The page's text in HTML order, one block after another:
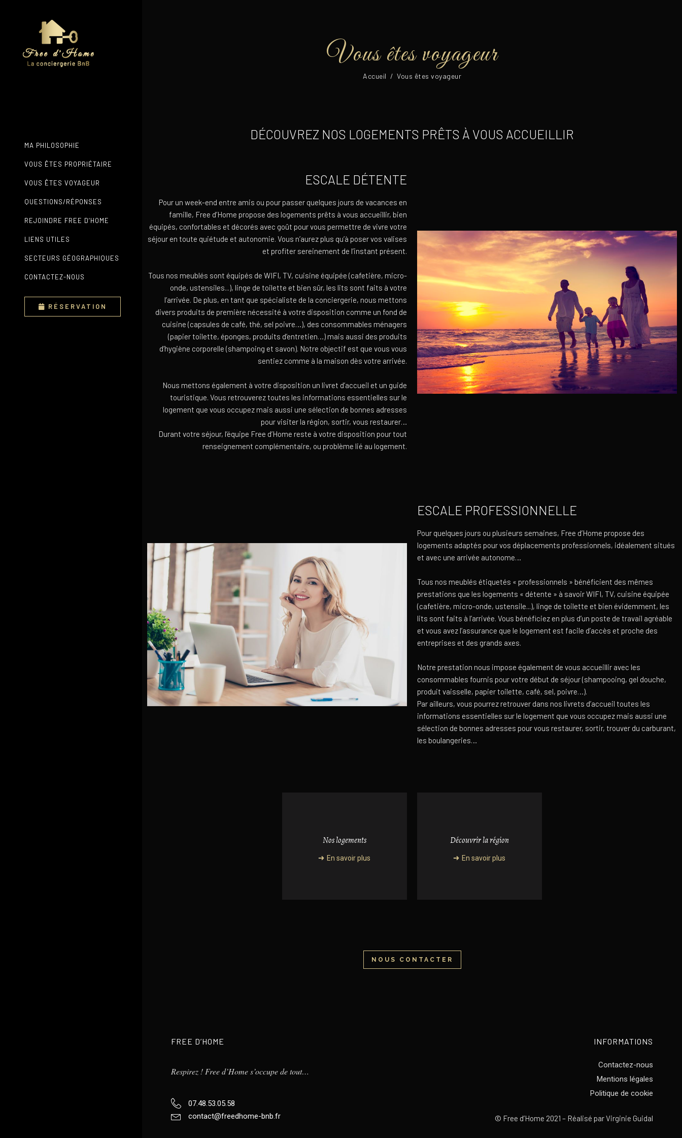
MA PHILOSOPHIE
VOUS ÊTES PROPRIÉTAIRE
VOUS ÊTES VOYAGEUR
QUESTIONS/RÉPONSES
REJOINDRE FREE D’HOME
LIENS UTILES
SECTEURS GÉOGRAPHIQUES
CONTACTEZ-NOUS
RÉSERVATION
Vous êtes voyageur
Accueil / Vous êtes voyageur
DÉCOUVREZ NOS LOGEMENTS PRÊTS À VOUS ACCUEILLIR
ESCALE DÉTENTE
Pour un week-end entre amis ou pour passer quelques jours de vacances en
famille, Free d’Home propose des logements prêts à vous accueillir, bien
équipés, confortables et décorés avec goût pour vous permettre de vivre votre
séjour en toute quiétude et autonomie. Vous n’aurez plus qu’à poser vos valises
et profiter sereinement de l’instant présent.
Tous nos meublés sont équipés de WIFI, TV, cuisine équipée (cafetière, micro-
onde, ustensiles...), linge de toilette et bien sûr, les lits sont faits à votre
l’arrivée. De plus, en tant que spécialiste de la conciergerie, nous mettons
divers produits de première nécessité à votre disposition comme un fond de
cuisine (capsules de café, thé, sel poivre…), des consommables ménagers
(papier toilette, éponges, produits d’entretien…) mais aussi des produits
d’hygiène corporelle (shampoing et savon). Notre objectif est que vous vous
sentiez comme à la maison dès votre arrivée.
Nous mettons également à votre disposition un livret d’accueil et un guide
touristique. Vous retrouverez toutes les informations essentielles sur le
logement que vous occupez mais aussi une sélection de bonnes adresses
pour visiter la région, sortir, vous restaurer…
Durant votre séjour, l’équipe Free d’Home reste à votre disposition pour tout
renseignement complémentaire, ou problème lié au logement.
ESCALE PROFESSIONNELLE
Pour quelques jours ou plusieurs semaines, Free d’Home propose des
logements adaptés pour vos déplacements professionnels, idéalement situés
et avec une arrivée autonome…
Tous nos meublés étiquetés « professionnels » bénéficient des mêmes
prestations que les logements « détente » à savoir WIFI, TV, cuisine équipée
(cafetière, micro-onde, ustensile...), linge de toilette et bien évidemment, les
lits sont faits à l’arrivée. Vous bénéficiez en plus d’un poste de travail agréable
et vous avez l’assurance que le logement est facile d’accès et proche des
entreprises et des grands axes.
Notre prestation nous impose également de vous accueillir avec les
consommables fournis pour votre début de séjour (shampooing, gel douche,
produit vaisselle, papier toilette, café, sel, poivre…).
Par ailleurs, vous pourrez retrouver dans nos livrets d’accueil toutes les
informations essentielles sur le logement que vous occupez mais aussi une
sélection de bonnes adresses pour vous restaurer, sortir, trouver du carburant,
les boulangeries…
Nos logements
En savoir plus
En savoir plus
Découvrir la région
En savoir plus
En savoir plus
NOUS CONTACTER
FREE D’HOME
Respirez ! Free d’Home s’occupe de tout…
07.48.53.05.58
contact@freedhome-bnb.fr
INFORMATIONS
Contactez-nous
Mentions légales
Politique de cookie
© Free d’Home 2021 – Réalisé parVirginie Guidal